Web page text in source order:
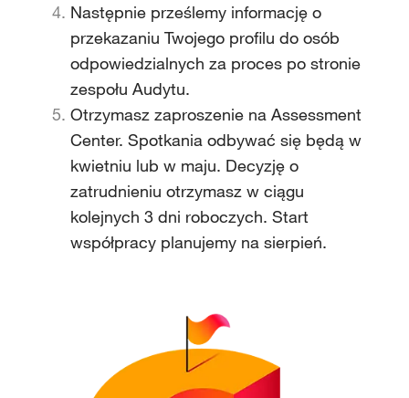
Następnie prześlemy informację o
przekazaniu Twojego profilu do osób
odpowiedzialnych za proces po stronie
zespołu Audytu.
Otrzymasz zaproszenie na Assessment
Center. Spotkania odbywać się będą w
kwietniu lub w maju. Decyzję o
zatrudnieniu otrzymasz w ciągu
kolejnych 3 dni roboczych. Start
współpracy planujemy na sierpień.